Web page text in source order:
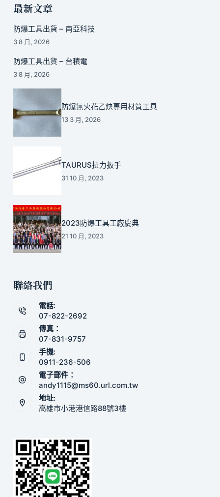
最新文章
防爆工具出貨 – 南亞科技
3 8 月, 2026
防爆工具出貨 – 台積電
3 8 月, 2026
防爆無火花乙炔專用材質工具
13 3 月, 2026
TAURUS扭力扳手
31 10 月, 2023
2023防爆工具工廠慶典
21 10 月, 2023
聯絡我們
電話:
07-822-2692
傳真：
07-831-9757
手機:
0911-236-506
電子郵件：
andy1115@ms60.url.com.tw
地址:
高雄市小港港信路88號3樓